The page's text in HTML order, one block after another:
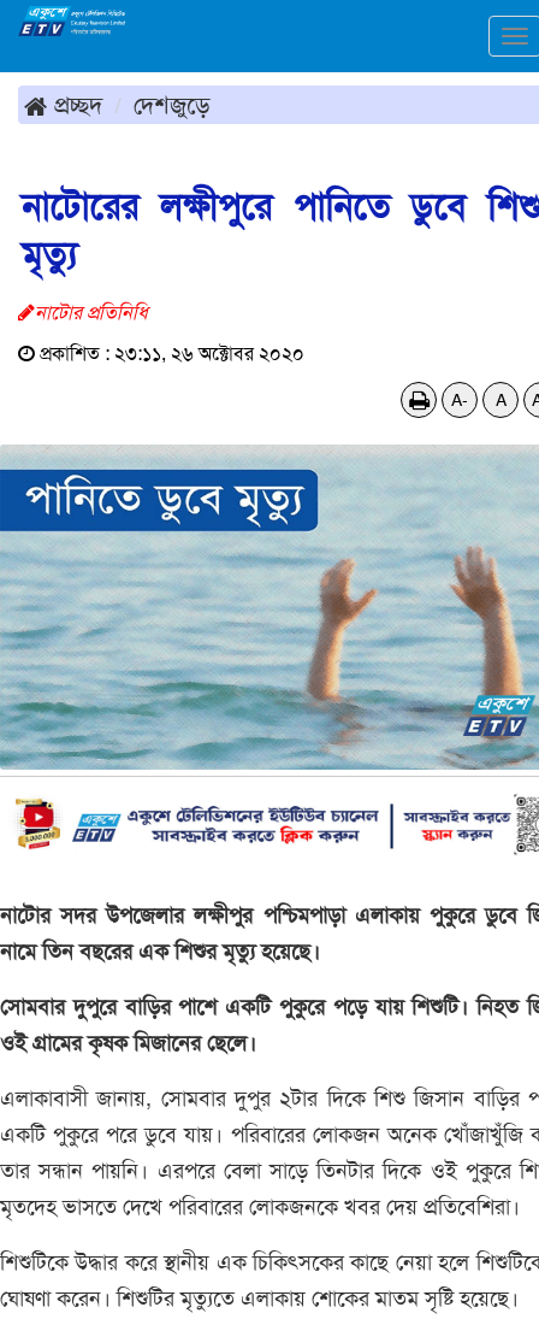
প্রচ্ছদ দেশজুড়ে
নাটোরের লক্ষীপুরে পানিতে ডুবে
মৃত্যু
নাটোর প্রতিনিধি
প্রকাশিত : ২৩:১১, ২৬ অক্টোবর ২০২০
A- A
নাটোর সদর উপজেলার লক্ষীপুর পশ্চিমপাড়া এলাকায় পুকুরে ডুবে
নামে তিন বছরের এক শিশুর মৃত্যু হয়েছে।
সোমবার দুপুরে বাড়ির পাশে একটি পুকুরে পড়ে যায় শিশুটি। নিহত
ওই গ্রামের কৃষক মিজানের ছেলে।
এলাকাবাসী জানায়, সোমবার দুপুর ২টার দিকে শিশু জিসান বাড়ির
একটি পুকুরে পরে ডুবে যায়। পরিবারের লোকজন অনেক খোঁজাখুঁজি
তার সন্ধান পায়নি। এরপরে বেলা সাড়ে তিনটার দিকে ওই পুকুরে
মৃতদেহ ভাসতে দেখে পরিবারের লোকজনকে খবর দেয় প্রতিবেশিরা।
শিশুটিকে উদ্ধার করে স্থানীয় এক চিকিৎসকের কাছে নেয়া হলে
ঘোষণা করেন। শিশুটির মৃত্যুতে এলাকায় শোকের মাতম সৃষ্টি হয়েছে।